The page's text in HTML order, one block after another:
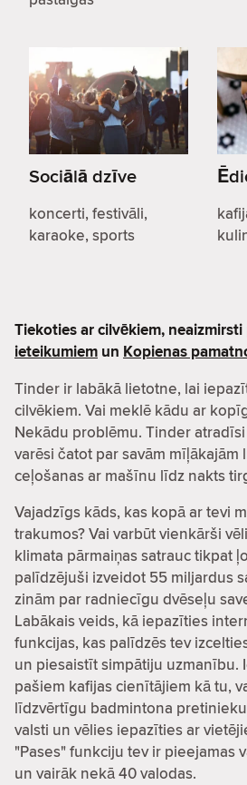
Sociālā dzīve
koncerti, festivāli,
karaoke, sports
Tiekoties ar cilvēkiem, neaizmirsti
ieteikumiem un Kopienas
Tinder ir labākā lietotne, lai
cilvēkiem. Vai meklē kādu ar
Nekādu problēmu. Tinder
varēsi čatot par savām
ceļošanas ar mašīnu līdz nakts
Vajadzīgs kāds, kas kopā ar tevi
trakumos? Vai varbūt vienkārši
klimata pārmaiņas satrauc tikpat
palīdzējuši izveidot 55 miljardus
zinām par radniecīgu dvēseļu
Labākais veids, kā iepazīties
funkcijas, kas palīdzēs tev
un piesaistīt simpātiju uzmanību.
pašiem kafijas cienītājiem kā tu,
līdzvērtīgu badmintona
valsti un vēlies iepazīties ar
"Pases" funkciju tev ir pieejamas
un vairāk nekā 40 valodas.